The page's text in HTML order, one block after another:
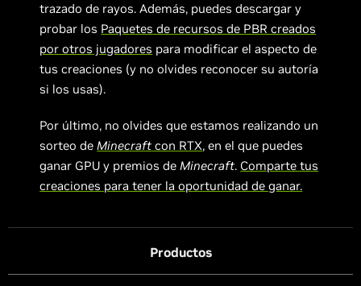
trazado de rayos. Además, puedes descargar y
probar los Paquetes de recursos de PBR creados
por otros jugadores para modificar el aspecto de
tus creaciones (y no olvides reconocer su autoría
si los usas).
Por último, no olvides que estamos realizando un
sorteo deMinecraft con RTX, en el que puedes
ganar GPU y premios deMinecraft. Comparte tus
creaciones para tener la oportunidad de ganar.
Productos